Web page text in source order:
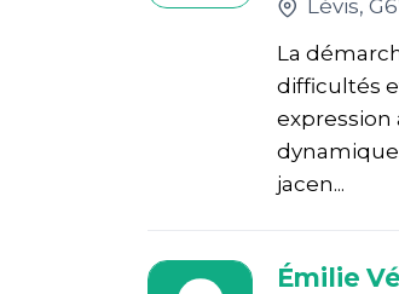
Lévis,
La
difficultés
expression
jacen...
Émilie